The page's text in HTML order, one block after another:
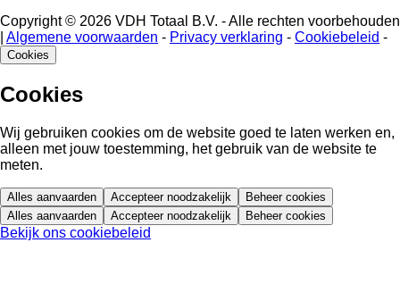
Copyright © 2026 VDH Totaal B.V. - Alle rechten voorbehouden
Algemene voorwaarden - Privacy verklaring - Cookiebeleid -
Cookies
Cookies
Wij gebruiken cookies om de website goed te laten werken en,
alleen met jouw toestemming, het gebruik van de website te
meten.
Alles aanvaarden Accepteer noodzakelijk
Beheer cookies
Alles aanvaarden
Accepteer noodzakelijk Beheer cookies
Bekijk ons cookiebeleid